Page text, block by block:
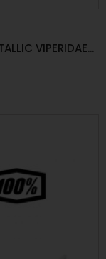
VIPERIDAE...